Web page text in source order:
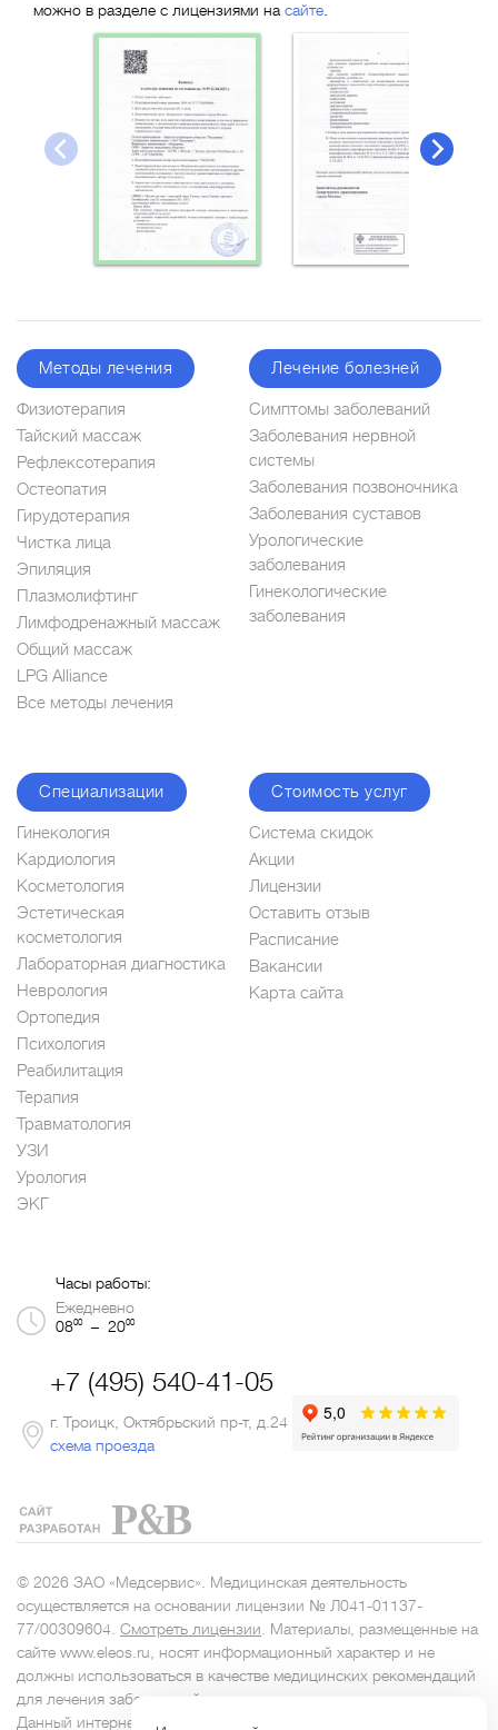
можно в разделе с лицензиями насайте.
Методы лечения
Физиотерапия
Тайский массаж
Рефлексотерапия
Остеопатия
Гирудотерапия
Чистка лица
Эпиляция
Плазмолифтинг
Лимфодренажный массаж
Общий массаж
LPG Alliance
Все методы лечения
Лечение болезней
Симптомы заболеваний
Заболевания нервной
системы
Заболевания позвоночника
Заболевания суставов
Урологические
заболевания
Гинекологические
заболевания
Специализации
Гинекология
Кардиология
Косметология
Эстетическая
косметология
Лабораторная диагностика
Неврология
Ортопедия
Психология
Реабилитация
Терапия
Травматология
УЗИ
Урология
ЭКГ
Стоимость услуг
Система скидок
Акции
Лицензии
Оставить отзыв
Расписание
Вакансии
Карта сайта
Часы работы:
Ежедневно
0800– 2000
+7 (495) 540-41-05
г. Троицк, Октябрьский пр-т, д.24
схема проезда
© 2026 ЗАО «Медсервис». Медицинская деятельность
осуществляется на основании лицензии № Л041-01137-
77/00309604. Смотреть лицензии . Материалы, размещенные на
сайте www.eleos.ru, носят информационный характер и не
должны использоваться в качестве медицинских рекомендаций
для лечения заболеваний.
Данный интернет-сайт носит исключительно информационный